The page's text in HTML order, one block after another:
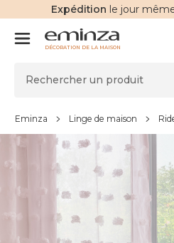
Expédition le jour
DÉCORATION DE LA MAISON
Eminza Linge de maison